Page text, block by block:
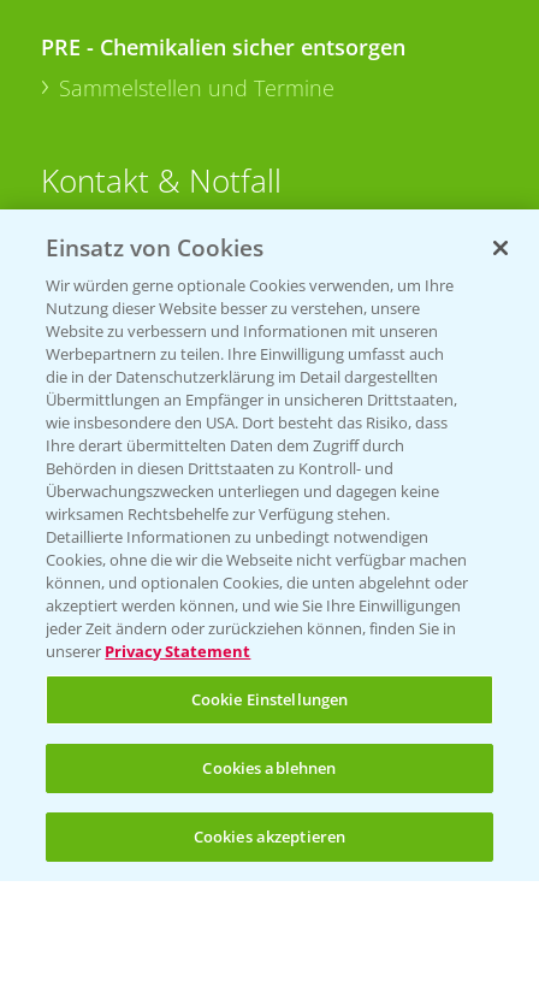
PRE - Chemikalien sicher entsorgen
Sammelstellen und Termine
Kontakt & Notfall
Beratung auf WhatsApp
T.+49 (0)174 346 564 1
KONTAKT
Hilfe in Notfällen
T.+49 (0)214/30-20220
Folgen Sie uns
Allgemeine Nutzungsbedingungen
Datenschutzerklärung
Einsatz von Cookies
Wir würden gerne optionale Cookies verwenden, um Ihre
Nutzung dieser Website besser zu verstehen, unsere
Website zu verbessern und Informationen mit unseren
Werbepartnern zu teilen. Ihre Einwilligung umfasst auch
die in der Datenschutzerklärung im Detail dargestellten
Übermittlungen an Empfänger in unsicheren Drittstaaten,
wie insbesondere den USA. Dort besteht das Risiko, dass
Ihre derart übermittelten Daten dem Zugriff durch
Behörden in diesen Drittstaaten zu Kontroll- und
Überwachungszwecken unterliegen und dagegen keine
wirksamen Rechtsbehelfe zur Verfügung stehen.
Detaillierte Informationen zu unbedingt notwendigen
Cookies, ohne die wir die Webseite nicht verfügbar machen
können, und optionalen Cookies, die unten abgelehnt oder
akzeptiert werden können, und wie Sie Ihre Einwilligungen
jeder Zeit ändern oder zurückziehen können, finden Sie in
unserer Privacy Statement
Cookie Einstellungen
Cookies ablehnen
Cookies akzeptieren